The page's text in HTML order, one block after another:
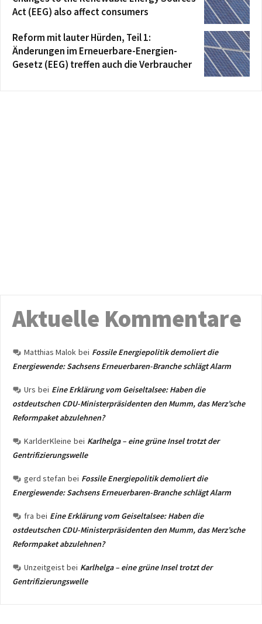
Act (EEG) also affect consumers
Reform mit lauter Hürden, Teil 1:
Änderungen im Erneuerbare-Energien-
Gesetz (EEG) treffen auch die Verbraucher
Aktuelle Kommentare
Matthias Malok bei Fossile Energiepolitik demoliert die
Energiewende: Sachsens Erneuerbaren-Branche schlägt Alarm
Urs bei Eine Erklärung vom Geiseltalsee: Haben die
ostdeutschen CDU-Ministerpräsidenten den Mumm, das Merz’sche
Reformpaket abzulehnen?
KarlderKleine bei Karlhelga – eine grüne Insel trotzt der
Gentrifizierungswelle
gerd stefan bei Fossile Energiepolitik demoliert die
Energiewende: Sachsens Erneuerbaren-Branche schlägt Alarm
fra bei Eine Erklärung vom Geiseltalsee: Haben die
ostdeutschen CDU-Ministerpräsidenten den Mumm, das Merz’sche
Reformpaket abzulehnen?
Unzeitgeist bei Karlhelga – eine grüne Insel trotzt der
Gentrifizierungswelle